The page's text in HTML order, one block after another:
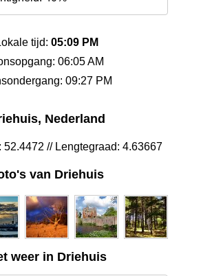
tijd: 05:09 PM
06:05 AM
09:27 PM
Nederland
52.4472 // Lengtegraad: 4.63667
van Driehuis
weer in Driehuis